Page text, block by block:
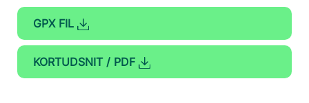
GPX FIL
KORTUDSNIT / PDF